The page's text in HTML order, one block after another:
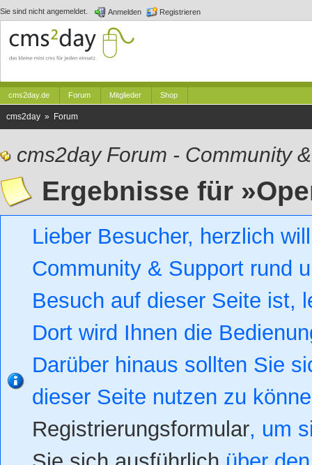
Sie sind nicht angemeldet. Anmelden Registrieren
cms2day.de Forum Mitglieder Shop
cms2day » Forum
cms2day Forum - Community
Ergebnisse für
Lieber Besucher, herzlich
Community & Support rund
Besuch auf dieser Seite ist,
Dort wird Ihnen die
Darüber hinaus sollten Sie
dieser Seite nutzen zu
Registrierungsformular, um